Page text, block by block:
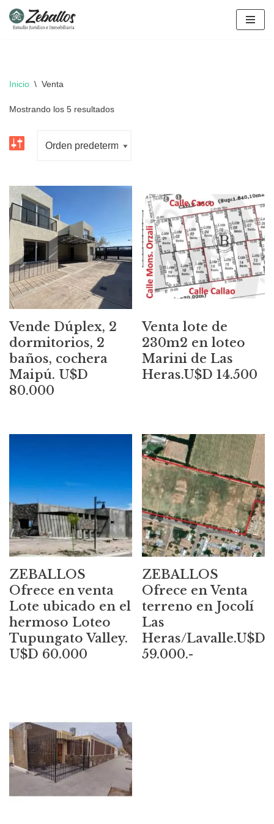
Inicio \ Venta
Mostrando los 5 resultados
Vende Dúplex, 2
dormitorios, 2
baños, cochera
Maipú. U$D
80.000
Venta lote de
230m2 en loteo
Marini de Las
Heras.U$D 14.500
ZEBALLOS
Ofrece en venta
Lote ubicado en el
hermoso Loteo
Tupungato Valley.
U$D 60.000
ZEBALLOS
Ofrece en Venta
terreno en Jocolí
Las
Heras/Lavalle.U$D
59.000.-